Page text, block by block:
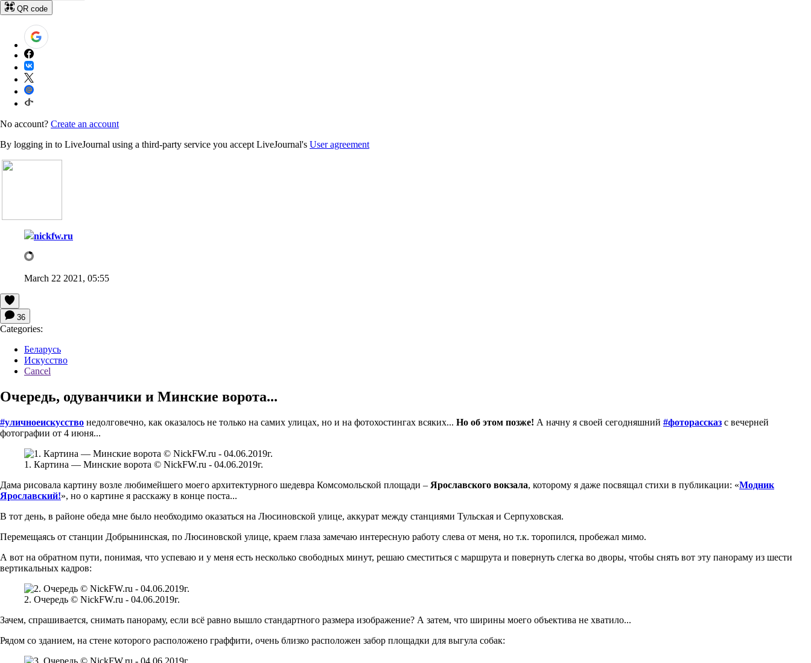
QR code
No account? Create an account
By logging in to LiveJournal using a third-party service you accept LiveJournal's User agreement
nickfw.ru
March 22 2021, 05:55
36
Categories:
Беларусь
Искусство
Cancel
Очередь, одуванчики и Минские ворота...
#уличноеискусство недолговечно, как оказалось не только на самих улицах, но и на фотохостингах всяких... Но об этом позже! А начну я своей сегодняшний #фоторассказ с вечерней
фотографии от 4 июня...
1. Картина — Минские ворота © NickFW.ru - 04.06.2019г.
Дама рисовала картину возле любимейшего моего архитектурного шедевра Комсомольской площади – Ярославского вокзала, которому я даже посвящал стихи в публикации: «Модник
Ярославский!», но о картине я расскажу в конце поста...
В тот день, в районе обеда мне было необходимо оказаться на Люсиновской улице, аккурат между станциями Тульская и Серпуховская.
Перемещаясь от станции Добрынинская, по Люсиновской улице, краем глаза замечаю интересную работу слева от меня, но т.к. торопился, пробежал мимо.
А вот на обратном пути, понимая, что успеваю и у меня есть несколько свободных минут, решаю сместиться с маршрута и повернуть слегка во дворы, чтобы снять вот эту панораму из шести
вертикальных кадров:
2. Очередь © NickFW.ru - 04.06.2019г.
Зачем, спрашивается, снимать панораму, если всё равно вышло стандартного размера изображение? А затем, что ширины моего объектива не хватило...
Рядом со зданием, на стене которого расположено граффити, очень близко расположен забор площадки для выгула собак: